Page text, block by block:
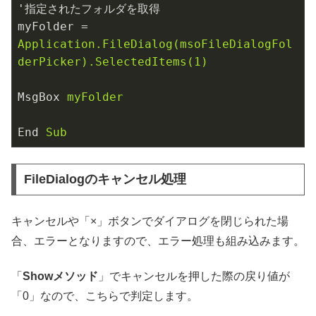
'指定されたフォルダを取得
myFolder
Application.FileDialog(msoFileDialogFol
derPicker).SelectedItems(1)
MsgBox myFolder
End Sub
FileDialogのキャンセル処理
キャンセルや「×」ボタンでダイアログを閉じられた場
合、エラーとなりますので、エラー処理も組み込みます。
「 Showメソッド 」でキャンセルを押した際の戻り値が
「0」なので、こちらで判定します。